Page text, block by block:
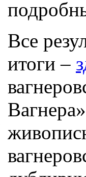
Все
итоги –